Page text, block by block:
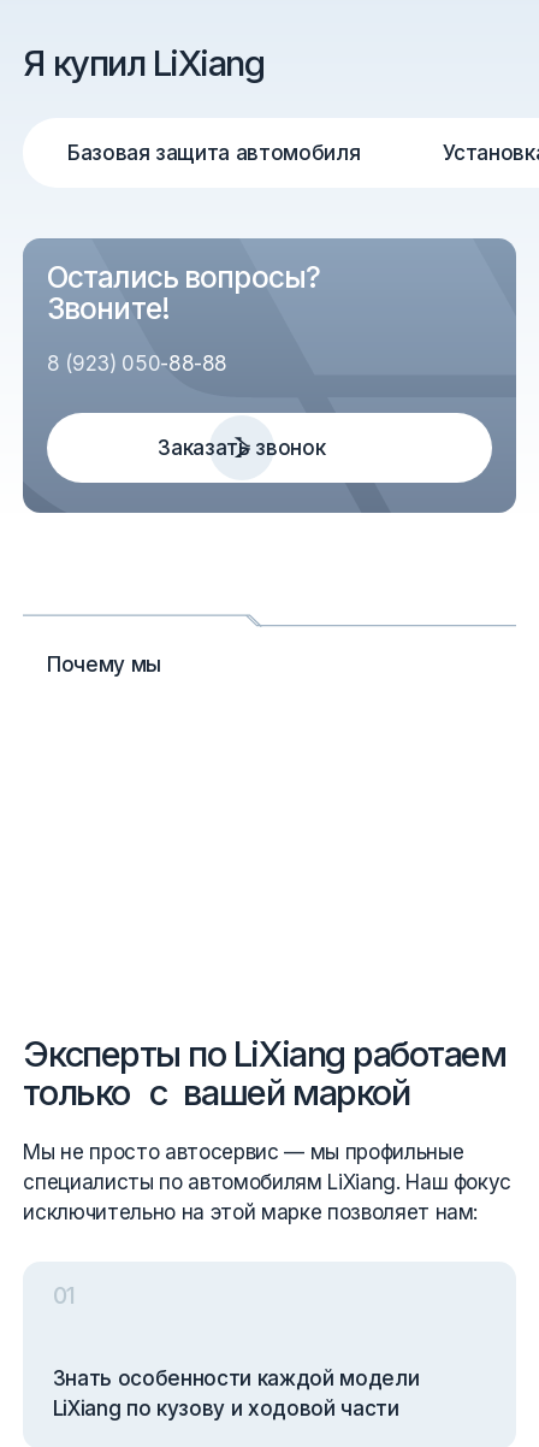
Я купил LiXiang
Базовая защита автомобиля
Остались вопросы?
Звоните!
8 (923) 050-88-88
Заказать звонок
Почему мы
Эксперты по LiXiang работаем
только с вашей маркой
Мы не просто автосервис — мы профильные
специалисты по автомобилям LiXiang. Наш фокус
исключительно на этой марке позволяет нам:
01
Знать особенности каждой модели
LiXiang по кузову и ходовой части